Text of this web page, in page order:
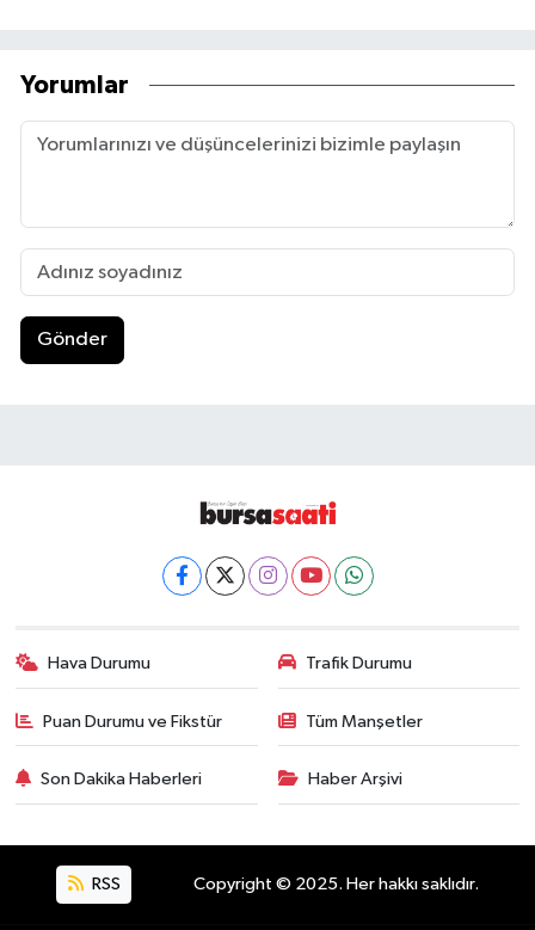
Yorumlar
Gönder
Hava Durumu Trafik Durumu
Puan Durumu ve Fikstür Tüm Manşetler
Son Dakika Haberleri Haber Arşivi
RSS Copyright © 2025. Her hakkı saklıdır.